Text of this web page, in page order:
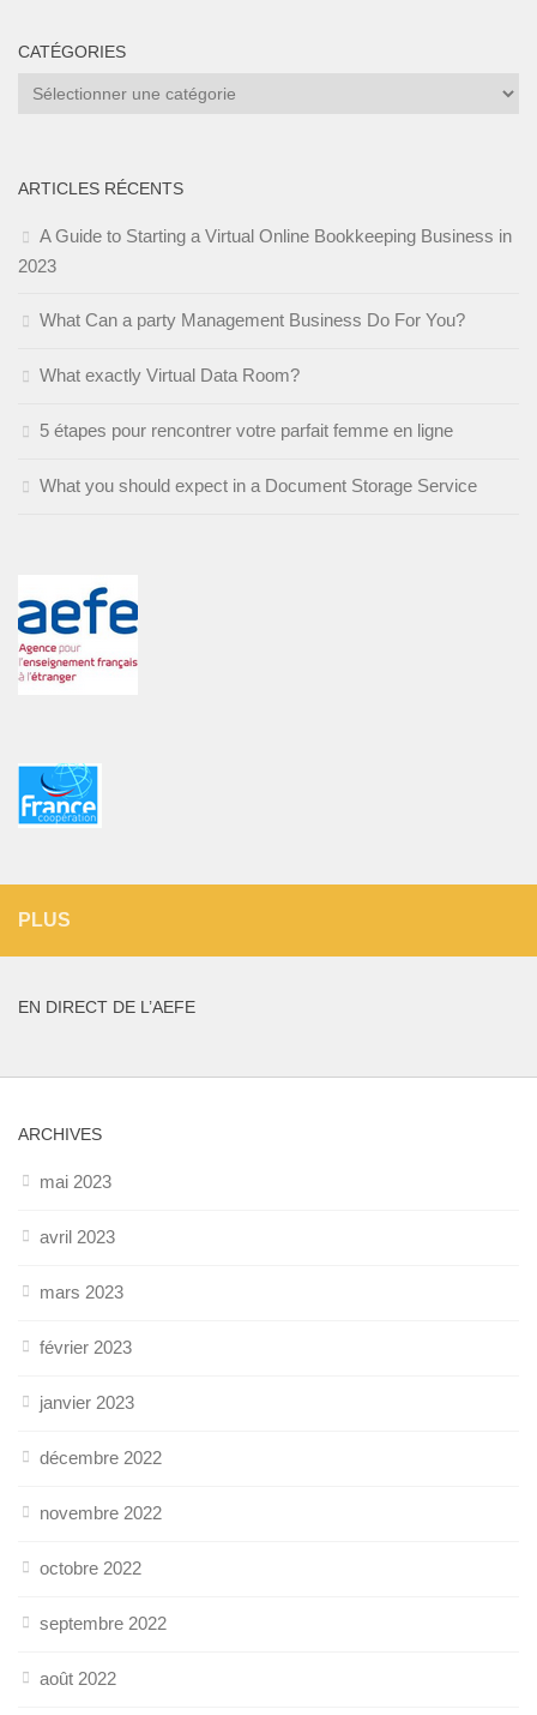
CATÉGORIES
Catégories
ARTICLES RÉCENTS
A Guide to Starting a Virtual Online Bookkeeping Business in
2023
What Can a party Management Business Do For You?
What exactly Virtual Data Room?
5 étapes pour rencontrer votre parfait femme en ligne
What you should expect in a Document Storage Service
PLUS
EN DIRECT DE L’AEFE
ARCHIVES
mai 2023
avril 2023
mars 2023
février 2023
janvier 2023
décembre 2022
novembre 2022
octobre 2022
septembre 2022
août 2022